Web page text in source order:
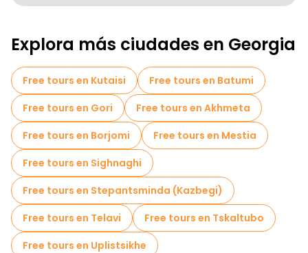
Actividades deportivas en Tiflis
Free Tour Leyendas y Misterios de Tiflis
Museos en Tiflis
Free tour por el casco antiguo en Tiflis
Tours para grupos pequeños en Tiflis
Tours mercados en Tiflis
Tours de degustación locales en Tiflis
Free tours de un día en Tiflis
Explora más ciudades en Georgia
Free tours en Kutaisi
Free tours en Batumi
Free tours en Gori
Free tours en Akhmeta
Free tours en Borjomi
Free tours en Mestia
Free tours en Sighnaghi
Free tours en Stepantsminda (Kazbegi)
Free tours en Telavi
Free tours en Tskaltubo
Free tours en Uplistsikhe